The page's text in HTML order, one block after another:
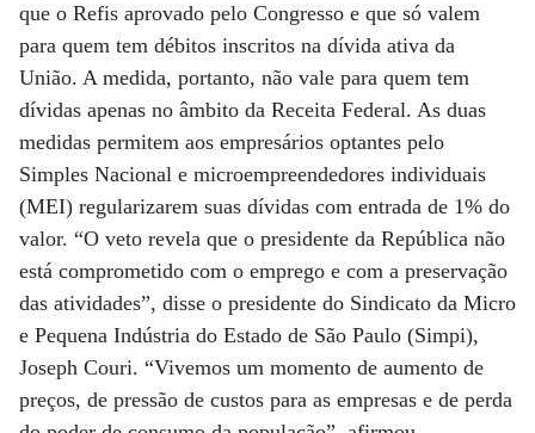
que o Refis aprovado pelo Congresso e que só valem
para quem tem débitos inscritos na dívida ativa da
União. A medida, portanto, não vale para quem tem
dívidas apenas no âmbito da Receita Federal. As duas
medidas permitem aos empresários optantes pelo
Simples Nacional e microempreendedores individuais
(MEI) regularizarem suas dívidas com entrada de 1% do
valor. “O veto revela que o presidente da República não
está comprometido com o emprego e com a preservação
das atividades”, disse o presidente do Sindicato da Micro
e Pequena Indústria do Estado de São Paulo (Simpi),
Joseph Couri. “Vivemos um momento de aumento de
preços, de pressão de custos para as empresas e de perda